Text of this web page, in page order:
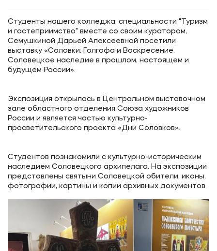
Студентам
Выпускникам
Институт дополнительного образования
Уровни образования
Среднее профессиональное образование
Медиа
Контакты
Студенты нашего колледжа, специальности "Туризм
и гостеприимство" вместе со своим куратором,
Семушкиной Дарьей Алексеевной посетили
выставку «Соловки: Голгофа и Воскресение.
Соловецкое наследие в прошлом, настоящем и
будущем России».
Экспозиция открылась в Центральном выставочном
зале областного отделения Союза художников
России и является частью культурно-
просветительского проекта «Дни Соловков».
Студентов познакомили с культурно-историческим
наследием Соловецкого архипелага. На экспозиции
представлены святыни Соловецкой обители, иконы,
фотографии, картины и копии архивных документов.